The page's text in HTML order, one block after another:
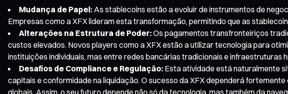
Mudança de Papel: As stablecoins estão a evoluir de instrumentos de
Empresas como a XFX lideram esta transformação, permitindo que as
Alterações na Estrutura de Poder:Os pagamentos transfronteiriços
custos elevados. Novos players como a XFX estão a utilizar tecnologia para
instituições individuais, mas entre redes bancárias tradicionais e infraestruturas
Desafios de Compliance e Regulação: Esta atividade está naturalmente
capitais e conformidade na liquidação. O sucesso da XFX dependerá
globais. Assim, o seu futuro depende não só da tecnologia, mas também da